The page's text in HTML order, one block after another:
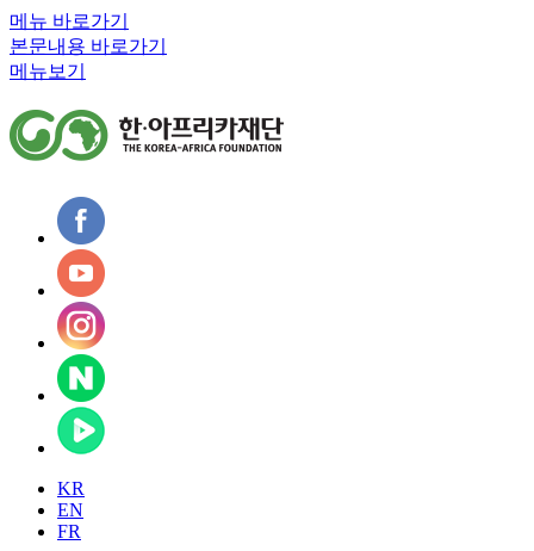
메뉴 바로가기
본문내용 바로가기
메뉴보기
KR
EN
FR